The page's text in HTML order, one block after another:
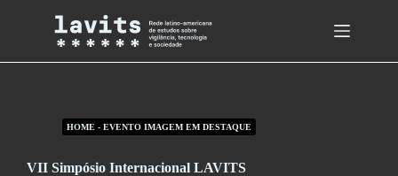
HOME - EVENTO IMAGEM EM DESTAQUE
VII Simpósio Internacional LAVITS